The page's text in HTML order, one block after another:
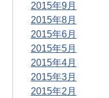
2015年9月
2015年8月
2015年6月
2015年5月
2015年4月
2015年3月
2015年2月